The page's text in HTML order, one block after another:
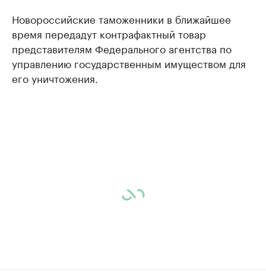
Новороссийские таможенники в ближайшее
время передадут контрафактный товар
представителям Федерального агентства по
управлению государственным имуществом для
его уничтожения.